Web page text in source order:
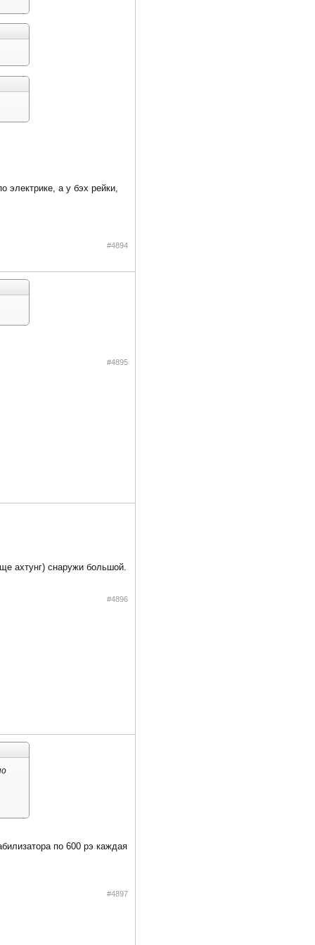
электрике, а у бэх рейки,
#4894
#4895
ахтунг) снаружи большой.
#4896
по 600 рэ каждая
#4897